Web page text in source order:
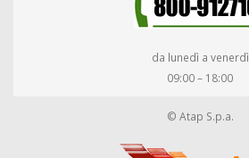
da lunedì a venerdì
09:00 – 18:00
© Atap S.p.a.